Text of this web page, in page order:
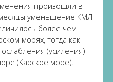
произошли в
уменьшение КМЛ
более чем
морях, тогда как
(усиления)
(Карское море).